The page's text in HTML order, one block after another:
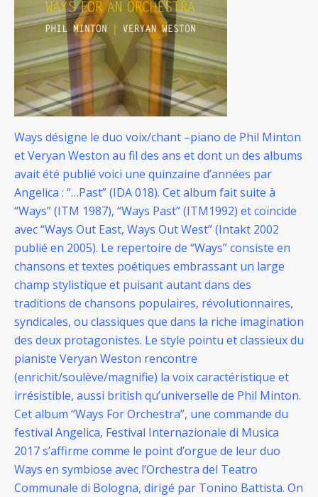
Ways désigne le duo voix/chant –piano de Phil Minton
et Veryan Weston au fil des ans et dont un des albums
avait été publié voici une quinzaine d’années par
Angelica : “…Past” (IDA 018). Cet album fait suite à
“Ways” (ITM 1987), “Ways Past” (ITM1992) et coïncide
avec “Ways Out East, Ways Out West” (Intakt 2002
publié en 2005). Le repertoire de “Ways” consiste en
chansons et textes poétiques embrassant un large
champ stylistique et puisant autant dans des
traditions de chansons populaires, révolutionnaires,
syndicales, ou classiques que dans la riche imagination
des deux protagonistes. Le style pointu et classieux du
pianiste Veryan Weston rencontre
(enrichit/soulève/magnifie) la voix caractéristique et
irrésistible, aussi british qu’universelle de Phil Minton.
Cet album “Ways For Orchestra”, une commande du
festival Angelica, Festival Internazionale di Musica
2017 s’affirme comme le point d’orgue de leur duo
Ways en symbiose avec l’Orchestra del Teatro
Communale di Bologna, dirigé par Tonino Battista. On